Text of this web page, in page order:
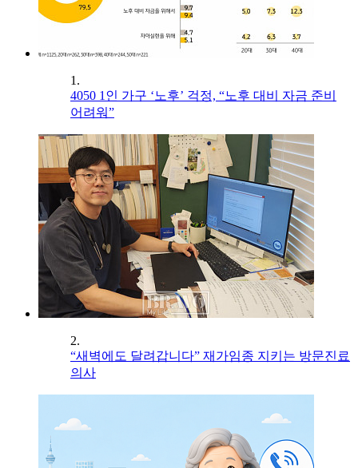
1.
4050 1인 가구 ‘노후’ 걱정, “노후 대비 자금 준비
어려워”
2.
“새벽에도 달려갑니다” 재가임종 지키는 방문진료
의사